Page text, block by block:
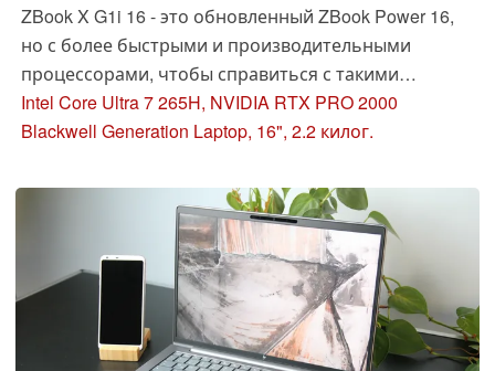
ZBook X G1i 16 - это обновленный ZBook Power 16,
но с более быстрыми и производительными
процессорами, чтобы справиться с такими
тонкими и легкими конкурентами, как Dell Precision
5690.
Intel Core Ultra 7 265H, NVIDIA RTX PRO 2000
Blackwell Generation Laptop, 16", 2.2 килог.